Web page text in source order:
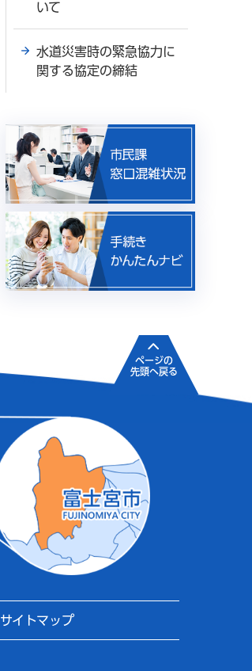
いて
水道災害時の緊急協力に
関する協定の締結
サイトマップ
ページの
先頭へ戻る